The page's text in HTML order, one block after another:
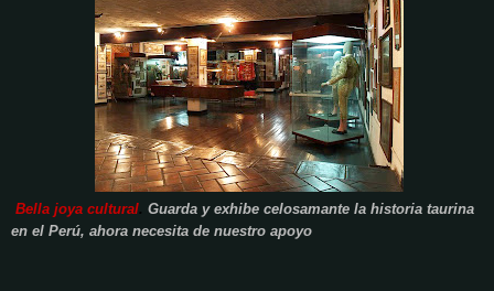
Bella joya cultural. Guarda y exhibe celosamante la historia taurina
en el Perú, ahora necesita de nuestro apoyo